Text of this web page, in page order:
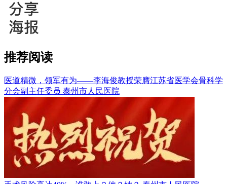
推荐阅读
医道精微，领军有为——李海俊教授荣膺江苏省医学会骨科学
分会副主任委员 泰州市人民医院